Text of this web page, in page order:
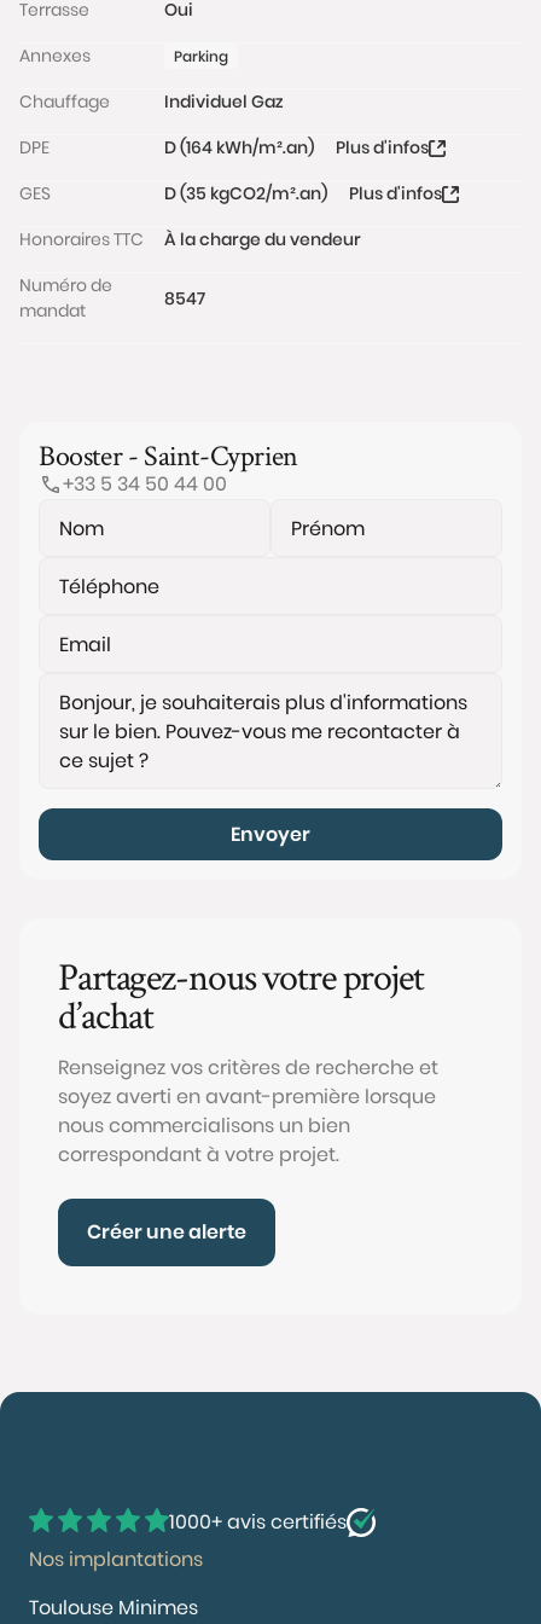
et financier, veuillez noter qu'une pièce d'identité
chaque visite.
exposé sont disponibles sur le site Géorisques :
www.georisques.gouv.fr
Terrasse
Oui
Annexes
Parking
Chauffage
Individuel Gaz
DPE
D (164 kWh/m².an)
Plus d'infos
GES
D (35 kgCO2/m².an)
Plus d'infos
Honoraires TTC
À la charge du vendeur
Numéro de
mandat
8547
Booster - Saint-Cyprien
+33 5 34 50 44 00
Envoyer
Partagez-nous votre projet
d’achat
Renseignez vos critères de recherche et
soyez averti en avant-première lorsque
nous commercialisons un bien
correspondant à votre projet.
Créer une alerte
1000+ avis certifiés
Nos implantations
Toulouse Minimes